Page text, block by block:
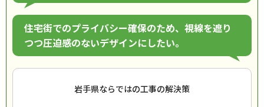
住宅街でのプライバシー確保のため、視線を遮り
つつ圧迫感のないデザインにしたい。
岩手県ならではの工事の解決策